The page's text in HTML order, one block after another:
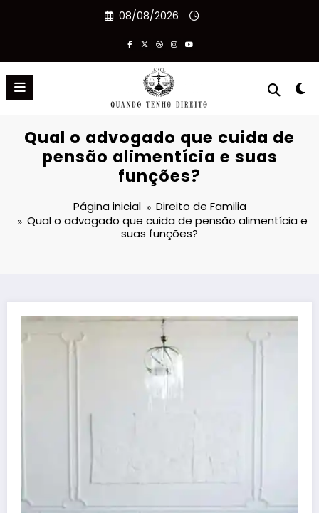
08/08/2026
Qual o advogado que cuida de
pensão alimentícia e suas
funções?
Página inicial
Direito de Familia
Qual o advogado que cuida de pensão alimentícia e
suas funções?